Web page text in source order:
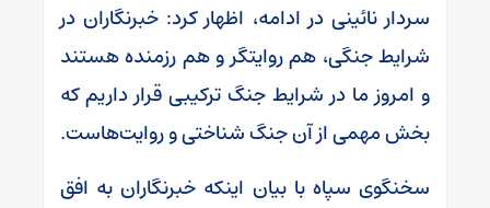
سردار نائینی در ادامه، اظهار کرد: خبرنگاران در
شرایط جنگی، هم روایتگر و هم رزمنده هستند
و امروز ما در شرایط جنگ ترکیبی قرار داریم که
بخش مهمی از آن جنگ شناختی و روایت‌هاست.
سخنگوی سپاه با بیان اینکه خبرنگاران به افق